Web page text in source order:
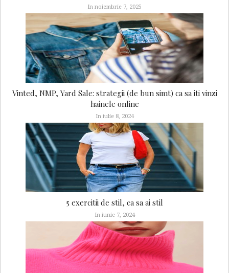
In noiembrie 7, 2025
Vinted, NMP, Yard Sale: strategii (de bun simt) ca sa iti vinzi
hainele online
In iulie 8, 2024
5 exercitii de stil, ca sa ai stil
In iunie 7, 2024